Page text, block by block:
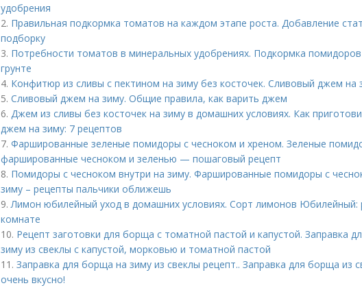
удобрения
2. Правильная подкормка томатов на каждом этапе роста. Добавление
подборку
3. Потребности томатов в минеральных удобрениях. Подкормка
грунте
4. Конфитюр из сливы с пектином на зиму без косточек. Сливовый джем на
5. Сливовый джем на зиму. Общие правила, как варить джем
6. Джем из сливы без косточек на зиму в домашних условиях. Как
джем на зиму: 7 рецептов
7. Фаршированные зеленые помидоры с чесноком и хреном. Зеленые
фаршированные чесноком и зеленью — пошаговый рецепт
8. Помидоры с чесноком внутри на зиму. Фаршированные помидоры с
зиму – рецепты пальчики оближешь
9.Лимон юбилейный уход в домашних условиях. Сорт лимонов Юбилейный:
комнате
10. Рецепт заготовки для борща с томатной пастой и капустой. Заправка
зиму из свеклы с капустой, морковью и томатной пастой
11. Заправка для борща на зиму из свеклы рецепт.. Заправка для борща из
очень вкусно!